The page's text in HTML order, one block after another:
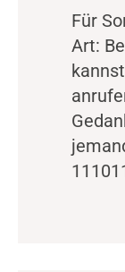
Für
Art: